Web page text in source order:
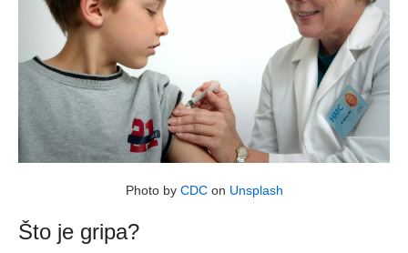
Photo by CDCon Unsplash
Što je gripa?